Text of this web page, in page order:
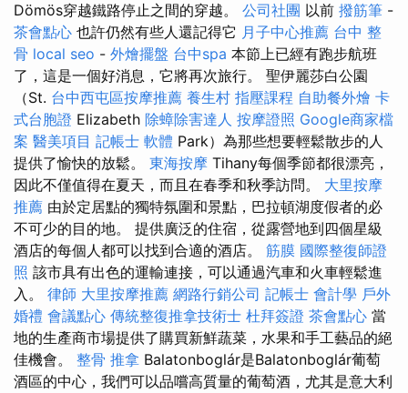
Dömös穿越鐵路停止之間的穿越。 公司社團 以前 撥筋筆 -
茶會點心 也許仍然有些人還記得它 月子中心推薦 台中 整
骨 local seo - 外燴擺盤 台中spa 本節上已經有跑步航班
了，這是一個好消息，它將再次旅行。 聖伊麗莎白公園
（St. 台中西屯區按摩推薦 養生村 指壓課程 自助餐外燴 卡
式台胞證 Elizabeth 除蟑除害達人 按摩證照 Google商家檔
案 醫美項目 記帳士 軟體 Park）為那些想要輕鬆散步的人
提供了愉快的放鬆。 東海按摩 Tihany每個季節都很漂亮，
因此不僅值得在夏天，而且在春季和秋季訪問。 大里按摩
推薦 由於定居點的獨特氛圍和景點，巴拉頓湖度假者的必
不可少的目的地。 提供廣泛的住宿，從露營地到四個星級
酒店的每個人都可以找到合適的酒店。 筋膜 國際整復師證
照 該市具有出色的運輸連接，可以通過汽車和火車輕鬆進
入。 律師 大里按摩推薦 網路行銷公司 記帳士 會計學 戶外
婚禮 會議點心 傳統整復推拿技術士 杜拜簽證 茶會點心 當
地的生產商市場提供了購買新鮮蔬菜，水果和手工藝品的絕
佳機會。 整骨 推拿 Balatonboglár是Balatonboglár葡萄
酒區的中心，我們可以品嚐高質量的葡萄酒，尤其是意大利